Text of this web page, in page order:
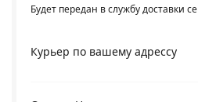
Будет передан в службу доставки
Курьер по вашему адрессу